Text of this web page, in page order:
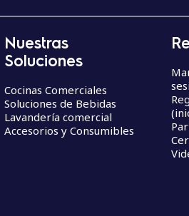
Nuestras
Soluciones
Cocinas Comerciales
Soluciones de Bebidas
Lavandería comercial
Accesorios y Consumibles